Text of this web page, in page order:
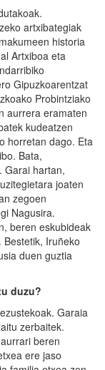
artxibategiak
historia
Artxiboa eta
Gipuzkoarentzat
Probintziako
aurrera eramaten
kudeatzen
horretan dago. Eta
Bata,
Garai hartan,
joaten
zegoen
Nagusira.
beren eskubideak
Iruñeko
duen guztia
duzu?
Garaia
zerbaitek.
beren
ere jaso